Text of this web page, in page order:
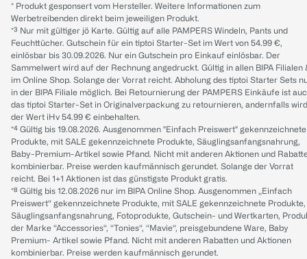
* Produkt gesponsert vom Hersteller. Weitere Informationen zum
Werbetreibenden direkt beim jeweiligen Produkt.
*³ Nur mit gültiger jö Karte. Gültig auf alle PAMPERS Windeln, Pants und
Feuchttücher. Gutschein für ein tiptoi Starter-Set im Wert von 54.99 €,
einlösbar bis 30.09.2026. Nur ein Gutschein pro Einkauf einlösbar. Der
Sammelwert wird auf der Rechnung angedruckt. Gültig in allen BIPA Filialen
im Online Shop. Solange der Vorrat reicht. Abholung des tiptoi Starter Sets
in der BIPA Filiale möglich. Bei Retournierung der PAMPERS Einkäufe ist
das tiptoi Starter-Set in Originalverpackung zu retournieren, andernfalls wird
der Wert iHv 54.99 € einbehalten.
*⁴ Gültig bis 19.08.2026. Ausgenommen "Einfach Preiswert" gekennzeichnete
Produkte, mit SALE gekennzeichnete Produkte, Säuglingsanfangsnahrung,
Baby-Premium-Artikel sowie Pfand. Nicht mit anderen Aktionen und
kombinierbar. Preise werden kaufmännisch gerundet. Solange der Vorrat
reicht. Bei 1+1 Aktionen ist das günstigste Produkt gratis.
*⁸ Gültig bis 12.08.2026 nur im BIPA Online Shop. Ausgenommen „Einfach
Preiswert“ gekennzeichnete Produkte, mit SALE gekennzeichnete Produkte,
Säuglingsanfangsnahrung, Fotoprodukte, Gutschein- und Wertkarten,
der Marke “Accessories“, “Tonies“, “Mavie“, preisgebundene Ware, Baby
Premium- Artikel sowie Pfand. Nicht mit anderen Rabatten und Aktionen
kombinierbar. Preise werden kaufmännisch gerundet.